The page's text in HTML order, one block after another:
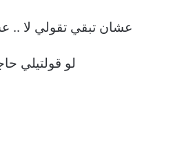
عشان تبقي تقولي لا ..
لو قولتيلي